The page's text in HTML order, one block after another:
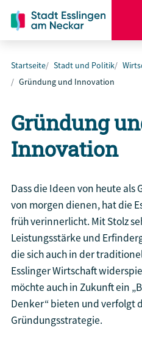
Startseite Stadt und Politik
Gründung und Innovation
Gründung
Innovation
Dass die Ideen von heute als
von morgen dienen, hat die
früh verinnerlicht. Mit Stolz
Leistungsstärke und
die sich auch in der
Esslinger Wirtschaft
möchte auch in Zukunft ein
Denker“ bieten und verfolgt
Gründungsstrategie.